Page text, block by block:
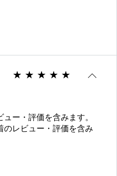
ー・評価を含みます。
のレビュー・評価を含み